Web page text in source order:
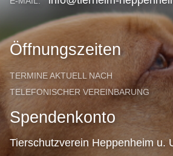
Öffnungszeiten
TERMINE AKTUELL NACH
TELEFONISCHER VEREINBARUNG
Spendenkonto
Tierschutzverein Heppenheim u.